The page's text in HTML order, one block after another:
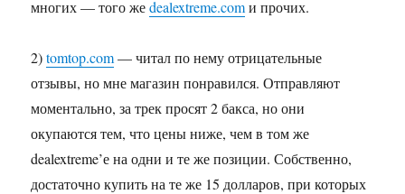
многих — того жеdealextreme.comи прочих.
2)tomtop.com— читал по нему отрицательные
отзывы, но мне магазин понравился. Отправляют
моментально, за трек просят 2 бакса, но они
окупаются тем, что цены ниже, чем в том же
dealextreme’е на одни и те же позиции. Собственно,
достаточно купить на те же 15 долларов, при которых